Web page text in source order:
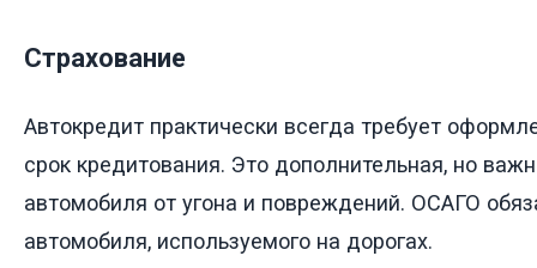
Страхование
Автокредит практически всегда требует
срок кредитования. Это дополнительная, но
автомобиля от угона и повреждений. ОСАГО
автомобиля, используемого на дорогах.